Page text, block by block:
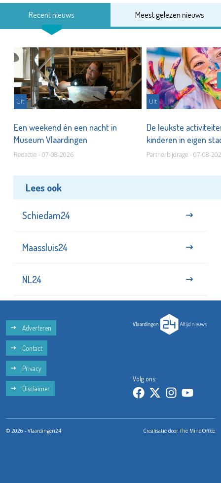
Recent nieuws Meest gelezen nieuws
Uit
Een weekend én een nacht in
Museum Vlaardingen
Redactie - 07-08-2026
Uit
De leukste
kinderen in eigen
Partnerbijdrage - 07-08-
Lees ook
Schiedam24
Maassluis24
NL24
Adverteren
Contact
Privacy
Disclaimer
Volg ons:
© 2026 - Vlaardingen24 Crealisatie doorThe MindOffice